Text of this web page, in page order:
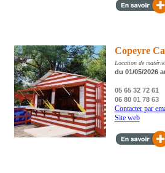
Copeyre
Location de
du 01/05/2026
05 65 32 72 61
06 80 01 78 63
Contacter par
Site web